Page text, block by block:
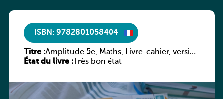
ISBN: 9782801058404
Titre :Amplitude 5e, Maths, Livre-cahier, version
luxembourgeoise
État du livre :Très bon état